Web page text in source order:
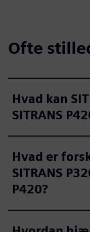
Ofte
Hvad kan
SITRANS
Hvad er
SITRANS
P420?